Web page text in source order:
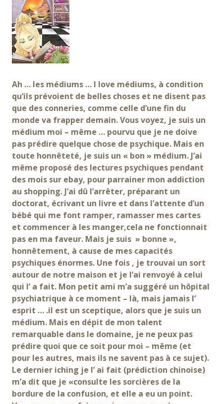
Ah … les médiums … I love médiums, à condition
qu’ils prévoient de belles choses et ne disent pas
que des conneries, comme celle d’une fin du
monde va frapper demain. Vous voyez, je suis un
médium moi – même … pourvu que je ne doive
pas prédire quelque chose de psychique. Mais en
toute honnêteté, je suis un « bon » médium. J’ai
même proposé des lectures psychiques pendant
des mois sur ebay, pour parrainer mon addiction
au shopping. J’ai dû l’arrêter, préparant un
doctorat, écrivant un livre et dans l’attente d’un
bébé qui me font ramper, ramasser mes cartes
et commencer à les manger,cela ne fonctionnait
pas en ma faveur. Mais je suis » bonne »,
honnêtement, à cause de mes capacités
psychiques énormes. Une fois , je trouvai un sort
autour de notre maison et je l’ai renvoyé à celui
qui l’ a fait. Mon petit ami m’a suggéré un hôpital
psychiatrique à ce moment – là, mais jamais l’
esprit … .il est un sceptique, alors que je suis un
médium. Mais en dépit de mon talent
remarquable dans le domaine, je ne peux pas
prédire quoi que ce soit pour moi – même (et
pour les autres, mais ils ne savent pas à ce sujet).
Le dernier iching je l’ ai fait (prédiction chinoise)
m’a dit que je «consulte les sorcières de la
bordure de la confusion, et elle a eu un point.